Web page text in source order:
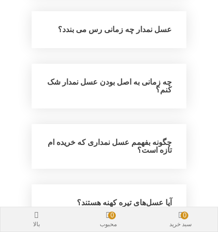
عسل نمدار چه زمانی رس می بندد؟
چه زمانی به اصل بودن عسل نمدار شک
کنم؟
چگونه بفهمم عسل نمداری که خریده ام
تازه است؟
آیا عسل‌های تیره کهنه هستند؟
سبد خرید
0
محبوب
0
بالا